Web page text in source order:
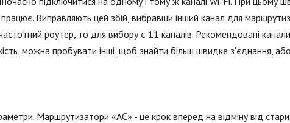
Виправляють цей збій, вибравши інший канал для
роутер, то для вибору є 11 каналів. Рекомендовані
можна пробувати інші, щоб знайти більш швидке з'єднання,
Маршрутизатори «AC» - це крок вперед на відміну від